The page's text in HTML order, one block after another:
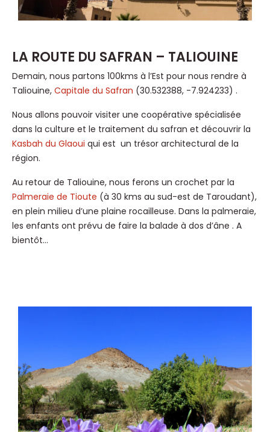
LA ROUTE DU SAFRAN – TALIOUINE
Demain, nous partons 100kms à l’Est pour nous rendre à
Taliouine, Capitale du Safran (30.532388, -7.924233) .
Nous allons pouvoir visiter une coopérative spécialisée
dans la culture et le traitement du safran et découvrir la
Kasbah du Glaoui qui est un trésor architectural de la
région.
Au retour de Taliouine, nous ferons un crochet par la
Palmeraie de Tioute (à 30 kms au sud-est de Taroudant),
en plein milieu d’une plaine rocailleuse. Dans la palmeraie,
les enfants ont prévu de faire la balade à dos d’âne . A
bientôt…